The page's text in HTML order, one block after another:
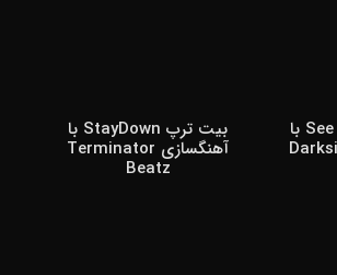
بیت ترپ See Me با بیت ترپ StayDown با
آهنگسازی Terminator
Beatz